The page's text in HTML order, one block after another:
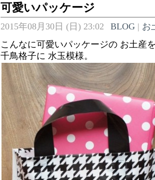
可愛いパッケージ
2015年08月30日 (日) 23:02 BLOG| お
こんなに可愛いパッケージの お土産
千鳥格子に 水玉模様。